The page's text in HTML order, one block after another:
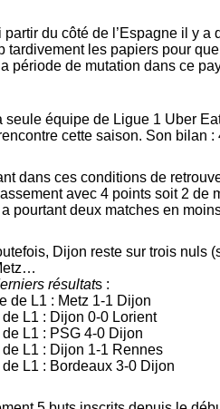
partir du côté de l’Espagne il y
tardivement les papiers pour
période de mutation dans ce
seule équipe de Ligue 1 Uber
cette saison. Son bilan :
dans ces conditions de
avec 4 points soit 2 de
pourtant deux matches en
Dijon reste sur trois nuls
résultats :
de L1 : Metz 1-1 Dijon
L1 : Dijon 0-0 Lorient
L1 : PSG 4-0 Dijon
L1 : Dijon 1-1 Rennes
L1 : Bordeaux 3-0 Dijon